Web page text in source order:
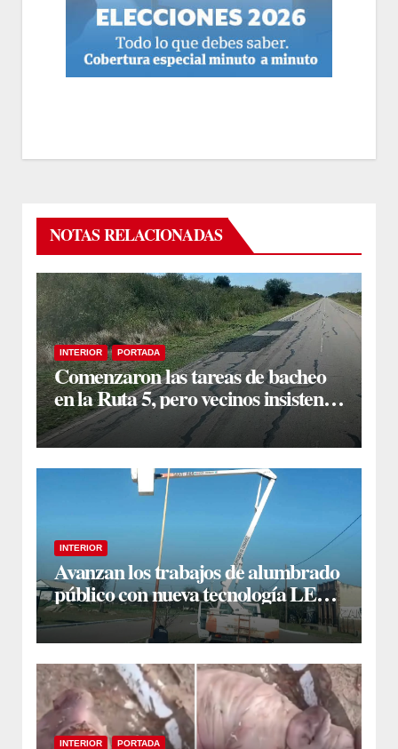
NOTAS RELACIONADAS
INTERIOR PORTADA
Comenzaron las tareas de bacheo
en la Ruta 5, pero vecinos insisten
en un reclamo integral
INTERIOR
Avanzan los trabajos de alumbrado
público con nueva tecnología LED
en Estación Taboada
INTERIOR PORTADA